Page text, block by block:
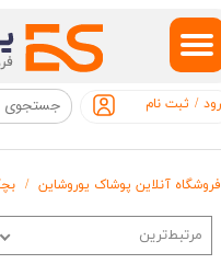
/ ثبت نام
حساب کاربری من
تغییر گذر واژه
سفارشات
خروج از حساب کاربری
فروشگاه آنلاین پوشاک یوروشاین
مرتبط‌ترین